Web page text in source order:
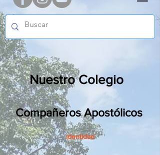
Nuestro Colegio
Compañeros Apostólicos
Identidad